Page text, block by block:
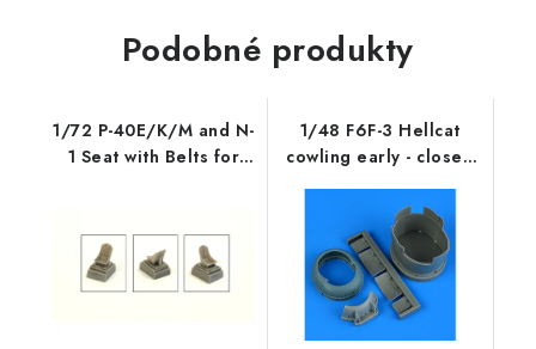
Podobné produkty
1/72 P-40E/K/M and N-
1 Seat with Belts for
1/48 F6F-3 Hellcat
cowling early - closed
flaps recommended
for Hobby Boss